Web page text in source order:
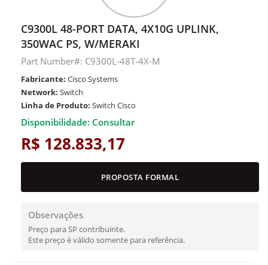
C9300L 48-PORT DATA, 4X10G UPLINK,
350WAC PS, W/MERAKI
Part Number#: C9300L-48T-4X-M
Fabricante: Cisco Systems
Network: Switch
Linha de Produto: Switch Cisco
Disponibilidade: Consultar
R$ 128.833,17
PROPOSTA FORMAL
Observações
Preço para SP contribuinte.
Este preço é válido somente para referência.